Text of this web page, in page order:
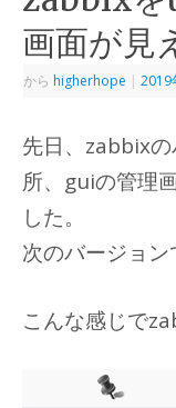
画面が見
から higherhope | 2019
先日、zabbix
所、guiの管理
した。
次のバージョ
こんな感じで